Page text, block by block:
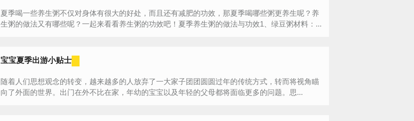
夏季喝一些养生粥不仅对身体有很大的好处，而且还有减肥的功效，那夏季喝哪些粥更养生呢？养
生粥的做法又有哪些呢？一起来看看养生粥的功效吧！夏季养生粥的做法与功效1、绿豆粥材料：...
宝宝夏季出游小贴士
随着人们思想观念的转变，越来越多的人放弃了一大家子团团圆圆过年的传统方式，转而将视角瞄
向了外面的世界。出门在外不比在家，年幼的宝宝以及年轻的父母都将面临更多的问题。思...